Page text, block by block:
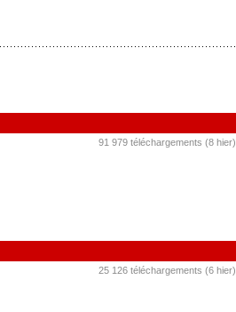
91 979 téléchargements (8 hier)
25 126 téléchargements (6 hier)